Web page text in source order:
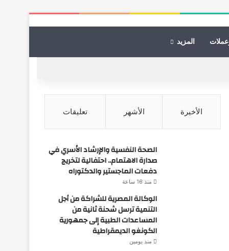
المزيد
الأخيرة الأشهر تعليقات
الصحة النفسية والإرشاد الأسري في
صدارة الاهتمام.. احتفالية لتخريج
دفعات الماجستير والدكتوراه
منذ 16 ساعة
الوكالة المصرية للشراكة من أجل
التنمية ترسل شحنة ثانية من
المساعدات الطبية إلى جمهورية
الكونغو الديمقراطية
منذ يومين